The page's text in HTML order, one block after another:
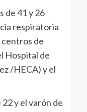
de 41 y 26
respiratoria
de
Hospital de
/HECA) y el
y el varón de